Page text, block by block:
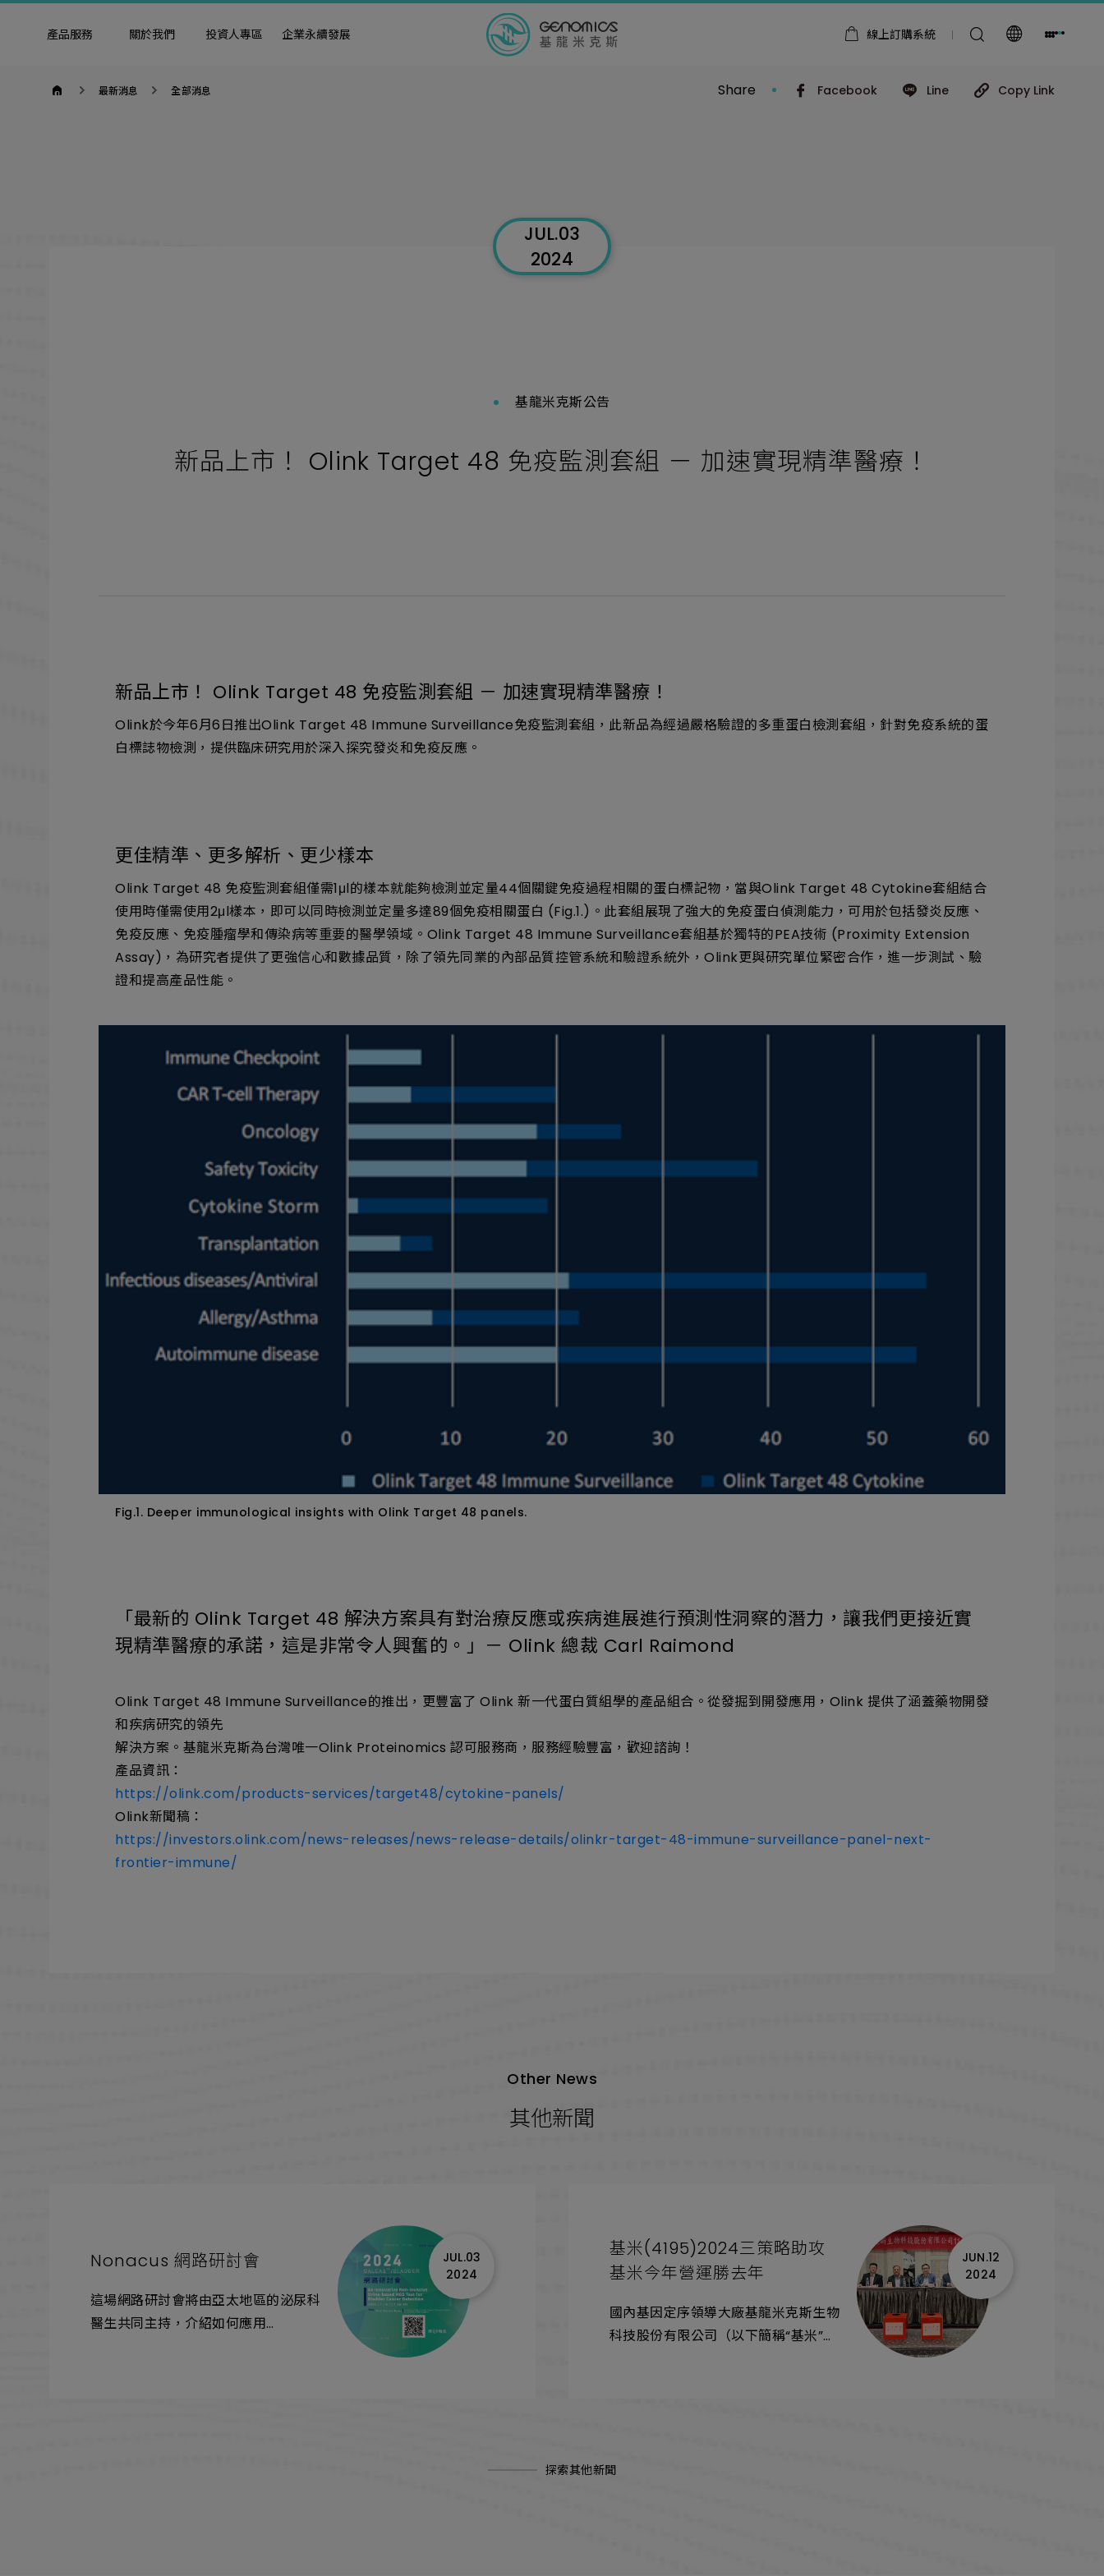
產品服務 關於我們 投資人專區 企業永續發展 線上訂購系統
最新消息 全部消息 Share Facebook Line Copy Link
JUL.03
2024
基龍米克斯公告
新品上市！ Olink Target 48 免疫監測套組 － 加速實現精準醫療！
新品上市！ Olink Target 48 免疫監測套組 － 加速實現精準醫療！
Olink於今年6月6日推出Olink Target 48 Immune Surveillance免疫監測套組，此新品為經過嚴格驗證的多重蛋白檢測套組，針對免疫系統的蛋
白標誌物檢測，提供臨床研究用於深入探究發炎和免疫反應。
更佳精準、更多解析、更少樣本
Fig.1. Deeper immunological insights with Olink Target 48 panels.
Olink Target 48 免疫監測套組僅需1μl的樣本就能夠檢測並定量44個關鍵免疫過程相關的蛋白標記物，當與Olink Target 48 Cytokine套組結合
使用時僅需使用2μl樣本，即可以同時檢測並定量多達89個免疫相關蛋白 (Fig.1.)。此套組展現了強大的免疫蛋白偵測能力，可用於包括發炎反應、
免疫反應、免疫腫瘤學和傳染病等重要的醫學領域。Olink Target 48 Immune Surveillance套組基於獨特的PEA技術 (Proximity Extension
Assay)，為研究者提供了更強信心和數據品質，除了領先同業的內部品質控管系統和驗證系統外，Olink更與研究單位緊密合作，進一步測試、驗
證和提高產品性能。
「最新的 Olink Target 48 解決方案具有對治療反應或疾病進展進行預測性洞察的潛力，讓我們更接近實
現精準醫療的承諾，這是非常令人興奮的。」－ Olink 總裁 Carl Raimond
Olink Target 48 Immune Surveillance的推出，更豐富了 Olink 新一代蛋白質組學的產品組合。從發掘到開發應用，Olink 提供了涵蓋藥物開發
和疾病研究的領先
解決方案。基龍米克斯為台灣唯一Olink Proteinomics 認可服務商，服務經驗豐富，歡迎諮詢！
產品資訊：
https://olink.com/products-services/target48/cytokine-panels/
Olink新聞稿：
https://investors.olink.com/news-releases/news-release-details/olinkr-target-48-immune-surveillance-panel-next-
frontier-immune/
Other News
其他新聞
Nonacus 網路研討會
這場網路研討會將由亞太地區的泌尿科
醫生共同主持，介紹如何應用
JUL.03
2024
基米(4195)2024三策略助攻
基米今年營運勝去年
國內基因定序領導大廠基龍米克斯生物
科技股份有限公司（以下簡稱“基米”，
JUN.12
2024
探索其他新聞